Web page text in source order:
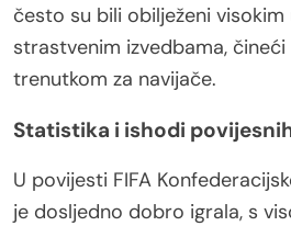
često su bili obilježeni visokim
strastvenim izvedbama,
trenutkom za navijače.
Statistika i ishodi
U povijesti FIFA
je dosljedno dobro igrala, s